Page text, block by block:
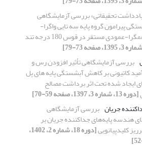
تحقیقاتی» بررسی آزمایشگاهی
پیرامون گروه پایه سه تایی واگرا-
عمودی مستقر در قوس 180 درجه تند
بررسی آزمایشگاهی تأثیر افزودن رس و
کاتیونی بر کاهش آبشستگی پایه های پل
ایجاد شده تحت اثر برداشت مصالح
[دوره 13، شماره 3، 1397، صفحه 59-70]
جریان بررسی آزمایشگاهی
هندسه پایه‌های جداکننده جریان بر
کلیدپیانویی [دوره 18، شماره 2، 1402،